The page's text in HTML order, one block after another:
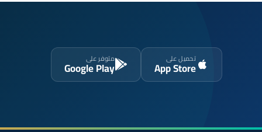
تحميل على
App Store
متوفر على
Google Play